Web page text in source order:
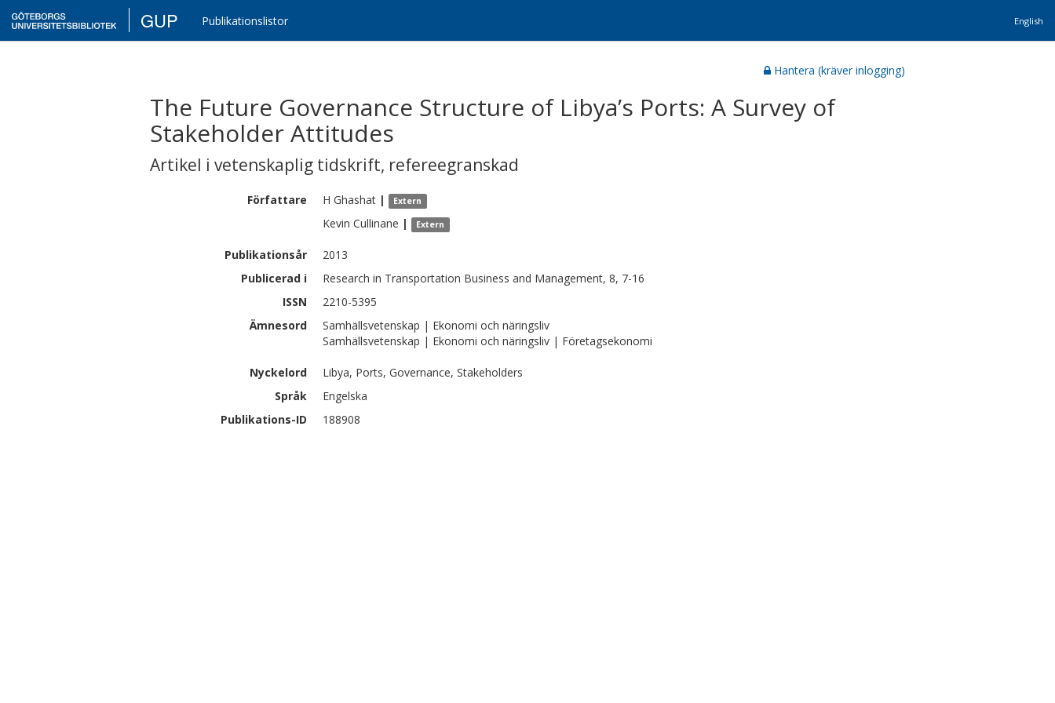
GUP Publikationslistor English
Hantera (kräver inlogging)
The Future Governance Structure of Libya’s Ports: A Survey of
Stakeholder Attitudes
Artikel i vetenskaplig tidskrift, refereegranskad
Författare H Ghashat | Extern
Kevin Cullinane | Extern
Publikationsår
2013
Publicerad i
Research in Transportation Business and Management, 8, 7-16
ISSN
2210-5395
Ämnesord
Samhällsvetenskap | Ekonomi och näringsliv
Samhällsvetenskap | Ekonomi och näringsliv | Företagsekonomi
Nyckelord
Libya, Ports, Governance, Stakeholders
Språk
Engelska
Publikations-ID
188908